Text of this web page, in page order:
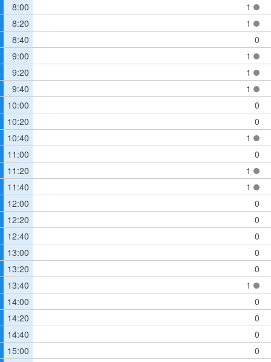
8:00
1
8:20
1
8:40
0
9:00
1
9:20
1
9:40
1
10:00
0
10:20
0
10:40
1
11:00
0
11:20
1
11:40
1
12:00
0
12:20
0
12:40
0
13:00
0
13:20
0
13:40
1
14:00
0
14:20
0
14:40
0
15:00
0